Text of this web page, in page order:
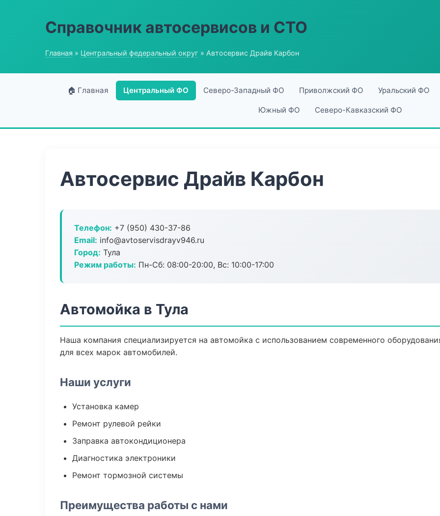
Справочник автосервисов и СТО
Главная » Центральный федеральный округ » Автосервис Драйв Карбон
🏠 Главная Центральный ФО Северо-Западный ФО Приволжский ФО Уральский ФО
Южный ФО Северо-Кавказский ФО
Автосервис Драйв Карбон
Телефон: +7 (950) 430-37-86
Email: info@avtoservisdrayv946.ru
Город: Тула
Режим работы: Пн-Сб: 08:00-20:00, Вс: 10:00-17:00
Автомойка в Тула
Наша компания специализируется на автомойка с использованием современного
для всех марок автомобилей.
Наши услуги
Установка камер
Ремонт рулевой рейки
Заправка автокондиционера
Диагностика электроники
Ремонт тормозной системы
Преимущества работы с нами